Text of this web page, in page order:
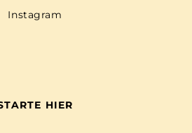
Instagram
HIER